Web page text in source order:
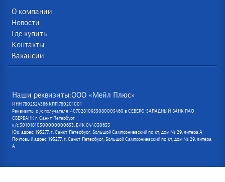
О компании
Новости
Где купить
Контакты
Вакансии
Наши реквизиты:ООО «Мейл Плюс»
ИНН 7802524386 КПП 780201001
Реквизиты р /с получателя: 40702810955080005460 в СЕВЕРО-ЗАПАДНЫЙ БАНК ПАО
СБЕРБАНК г. Санкт-Петербург
к/с 30101810500000000653, БИК 044030653
Юр. адрес: 195277, г. Санкт-Петербург, Большой Сампсониевский пр-кт, дом № 29, литера А
Почтовый адрес: 195277, г. Санкт-Петербург, Большой Сампсониевский пр-кт, дом № 29, литера
А